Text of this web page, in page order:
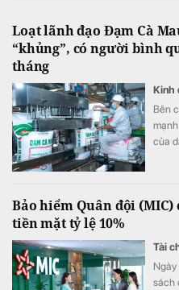
Loạt lãnh đạo Đạm Cà
“khủng”, có người bình
tháng
Kinh
Bên
của
tỷ
Bảo hiểm Quân đội
tiền mặt tỷ lệ 10%
Tài
sách